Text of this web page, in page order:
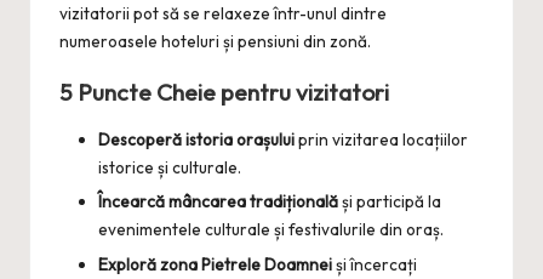
vizitatorii pot să se relaxeze într-unul dintre
numeroasele hoteluri și pensiuni din zonă.
5 Puncte Cheie pentru vizitatori
Descoperă istoria orașuluiprin vizitarea locațiilor
istorice și culturale.
Încearcă mâncarea tradiționalăși participă la
evenimentele culturale și festivalurile din oraș.
Exploră zona Pietrele Doamneiși încercați